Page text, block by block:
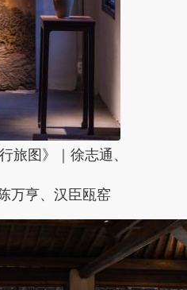
旅图》｜徐志通、
万亨、汉臣瓯窑